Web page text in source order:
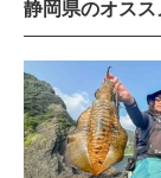
静岡県のオス